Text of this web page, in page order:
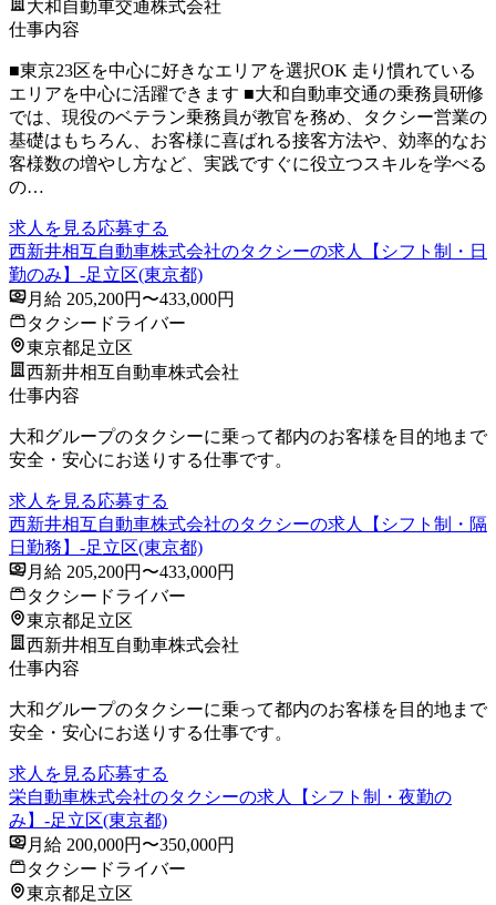
大和自動車交通株式会社
仕事内容
■東京23区を中心に好きなエリアを選択OK 走り慣れている
エリアを中心に活躍できます ■大和自動車交通の乗務員研修
では、現役のベテラン乗務員が教官を務め、タクシー営業の
基礎はもちろん、お客様に喜ばれる接客方法や、効率的なお
客様数の増やし方など、実践ですぐに役立つスキルを学べる
の…
求人を見る応募する
西新井相互自動車株式会社のタクシーの求人【シフト制・日
勤のみ】-足立区(東京都)
月給 205,200円〜433,000円
タクシードライバー
東京都足立区
西新井相互自動車株式会社
仕事内容
大和グループのタクシーに乗って都内のお客様を目的地まで
安全・安心にお送りする仕事です。
求人を見る応募する
西新井相互自動車株式会社のタクシーの求人【シフト制・隔
日勤務】-足立区(東京都)
月給 205,200円〜433,000円
タクシードライバー
東京都足立区
西新井相互自動車株式会社
仕事内容
大和グループのタクシーに乗って都内のお客様を目的地まで
安全・安心にお送りする仕事です。
求人を見る応募する
栄自動車株式会社のタクシーの求人【シフト制・夜勤の
み】-足立区(東京都)
月給 200,000円〜350,000円
タクシードライバー
東京都足立区